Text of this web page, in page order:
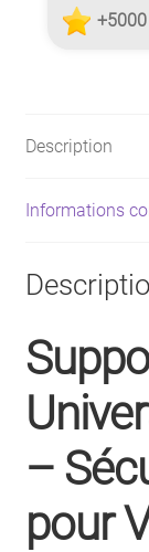
Description
Informations
–
pour